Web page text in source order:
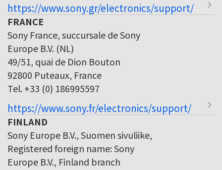
https://www.sony.gr/electronics/support/
FRANCE
Sony France, succursale de Sony
Europe B.V. (NL)
49/51, quai de Dion Bouton
92800 Puteaux, France
Tel. +33 (0) 186995597
https://www.sony.fr/electronics/support/
FINLAND
Sony Europe B.V., Suomen sivuliike,
Registered foreign name: Sony
Europe B.V., Finland branch